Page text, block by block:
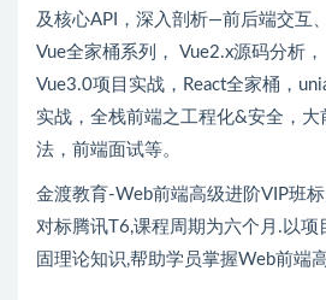
及核心API，深入剖析—前后端交互
Vue全家桶系列， Vue2.x源码分析
Vue3.0项目实战，React全家桶，
实战，全栈前端之工程化&安全，
法，前端面试等。
金渡教育-Web前端高级进阶VIP班
对标腾讯T6,课程周期为六个月.以
固理论知识,帮助学员掌握Web前端